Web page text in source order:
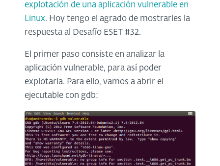
explotación de una aplicación vulnerable en
Linux. Hoy tengo el agrado de mostrarles la
respuesta al Desafío ESET #32.
El primer paso consiste en analizar la
aplicación vulnerable, para así poder
explotarla. Para ello, vamos a abrir el
ejecutable con gdb: